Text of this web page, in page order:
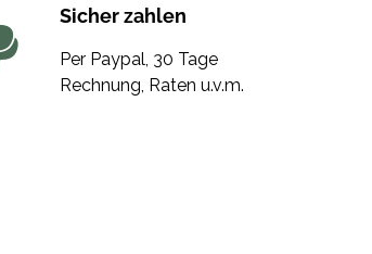
Sicher zahlen
Per Paypal, 30 Tage
Rechnung, Raten u.v.m.